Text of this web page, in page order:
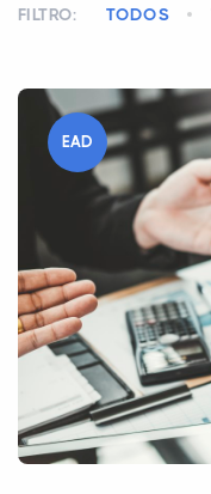
FILTRO: TODOS
EAD